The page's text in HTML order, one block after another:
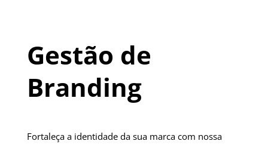
Gestão de
Branding
Fortaleça a identidade da sua marca com nossa